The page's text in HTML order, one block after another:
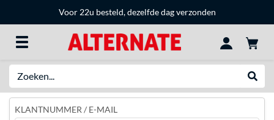
Voor 22u besteld, dezelfde dag verzonden
KLANTNUMMER / E-MAIL